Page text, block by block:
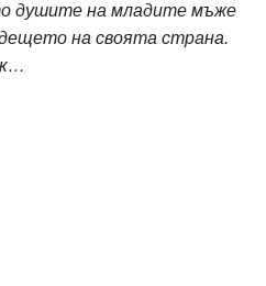
душите на младите мъже
на своята страна.